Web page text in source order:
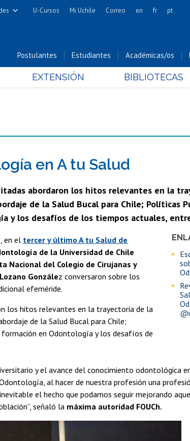
Físicas y Matemáticas
Cs. Forestales y Conservación
y Farmacéuticas
Cs. Sociales
Avanzados en Educación
Estudios Internacionales
y Tecnología de
Alimentos
Hospital Clínico
U-Cursos Mi Uchile Correo en fr pt
Postulantes Estudiantes Académicas/os
EXTENSIÓN BIBLIOTECAS
en A tu Salud
abordaron los hitos relevantes en la
de la Salud Bucal para Chile; Políticas
y los desafíos de los tiempos actuales,
en el tercer y último A tu Salud de
de la Universidad de Chile
Nacional del Colegio de Cirujanas y
González conversaron sobre los
efeméride.
los hitos relevantes en la trayectoria de la
de la Salud Bucal para Chile;
formación en Odontología y los desafíos de
y el avance del conocimiento odontológica
al hacer de nuestra profesión una
el hecho que podamos seguir mejorando
señaló la máxima autoridad FOUCh.